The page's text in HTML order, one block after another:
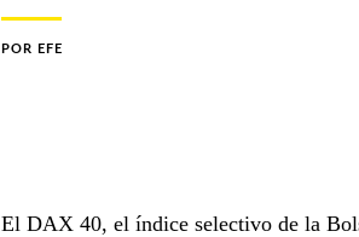
POR EFE
El DAX 40, el índice selectivo de la